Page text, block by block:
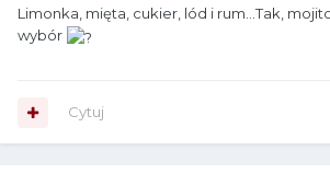
Limonka, mięta, cukier, lód i rum...Tak,
wybór
Cytuj